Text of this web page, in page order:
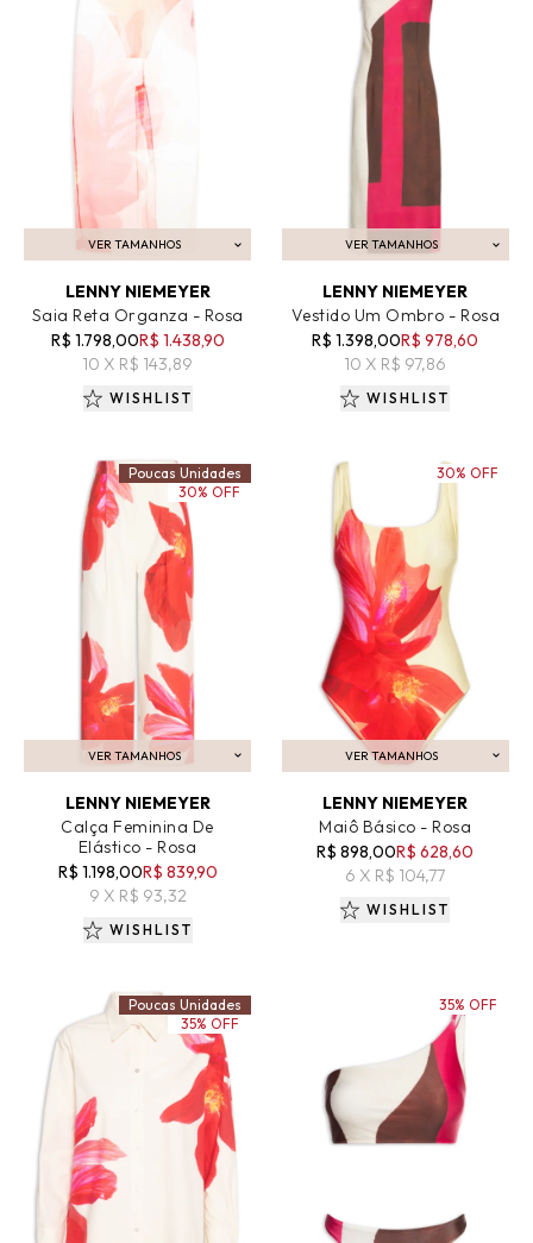
VER TAMANHOS
ADICIONAR AO CARRINHO
LENNY NIEMEYER
Saia Reta Organza - Rosa
R$ 1.798,00R$ 1.438,90
10 X R$ 143,89
WISHLIST
VER TAMANHOS
ADICIONAR AO CARRINHO
LENNY NIEMEYER
Vestido Um Ombro - Rosa
R$ 1.398,00R$ 978,60
10 X R$ 97,86
WISHLIST
VER TAMANHOS
ADICIONAR AO CARRINHO
LENNY NIEMEYER
Calça Feminina De
Elástico - Rosa
R$ 1.198,00R$ 839,90
9 X R$ 93,32
Poucas Unidades
30% OFF
WISHLIST
VER TAMANHOS
ADICIONAR AO CARRINHO
LENNY NIEMEYER
Maiô Básico - Rosa
R$ 898,00R$ 628,60
6 X R$ 104,77
30% OFF
WISHLIST
Poucas Unidades
35% OFF
35% OFF